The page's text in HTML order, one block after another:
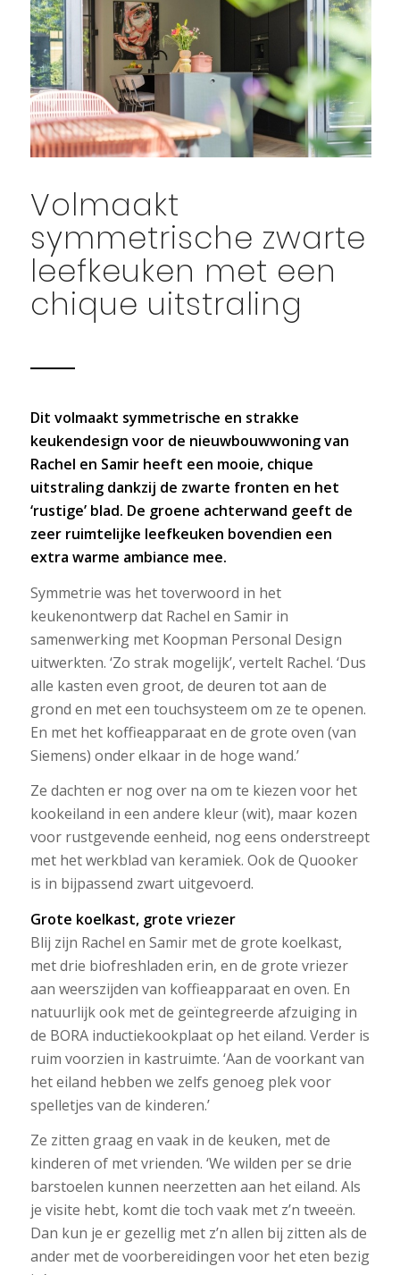
Volmaakt
symmetrische zwarte
leefkeuken met een
chique uitstraling
Dit volmaakt symmetrische en strakke
keukendesign voor de nieuwbouwwoning van
Rachel en Samir heeft een mooie, chique
uitstraling dankzij de zwarte fronten en het
‘rustige’ blad. De groene achterwand geeft de
zeer ruimtelijke leefkeuken bovendien een
extra warme ambiance mee.
Symmetrie was het toverwoord in het
keukenontwerp dat Rachel en Samir in
samenwerking met Koopman Personal Design
uitwerkten. ‘Zo strak mogelijk’, vertelt Rachel. ‘Dus
alle kasten even groot, de deuren tot aan de
grond en met een touchsysteem om ze te openen.
En met het koffieapparaat en de grote oven (van
Siemens) onder elkaar in de hoge wand.’
Ze dachten er nog over na om te kiezen voor het
kookeiland in een andere kleur (wit), maar kozen
voor rustgevende eenheid, nog eens onderstreept
met het werkblad van keramiek. Ook de Quooker
is in bijpassend zwart uitgevoerd.
Grote koelkast, grote vriezer
Blij zijn Rachel en Samir met de grote koelkast,
met drie biofreshladen erin, en de grote vriezer
aan weerszijden van koffieapparaat en oven. En
natuurlijk ook met de geïntegreerde afzuiging in
de BORA inductiekookplaat op het eiland. Verder is
ruim voorzien in kastruimte. ‘Aan de voorkant van
het eiland hebben we zelfs genoeg plek voor
spelletjes van de kinderen.’
Ze zitten graag en vaak in de keuken, met de
kinderen of met vrienden. ‘We wilden per se drie
barstoelen kunnen neerzetten aan het eiland. Als
je visite hebt, komt die toch vaak met z’n tweeën.
Dan kun je er gezellig met z’n allen bij zitten als de
ander met de voorbereidingen voor het eten bezig